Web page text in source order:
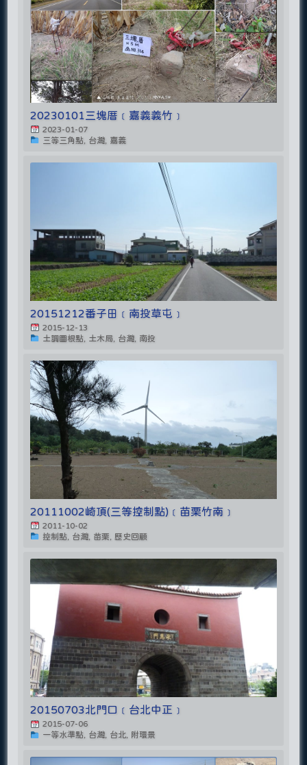
20230101三塊厝﹝嘉義義竹﹞
2023-01-07
三等三角點, 台灣, 嘉義
20151212番子田﹝南投草屯﹞
2015-12-13
土調圖根點, 土木局, 台灣, 南投
20111002崎頂(三等控制點)﹝苗栗竹南﹞
2011-10-02
控制點, 台灣, 苗栗, 歷史回顧
20150703北門口﹝台北中正﹞
2015-07-06
一等水準點, 台灣, 台北, 附環景